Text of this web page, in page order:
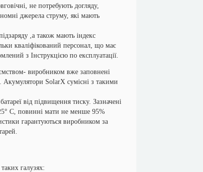
не потребують догляду,
джерела струму, які мають
,а також мають індекс
кваліфікований персонал, що має
з Інструкцією по експлуатації.
виробником вже заповнені
Акумулятори SolarX сумісні з такими
від підвищення тиску. Зазначені
С, повинні мати не менше 95%
гарантуються виробником за
галузях: